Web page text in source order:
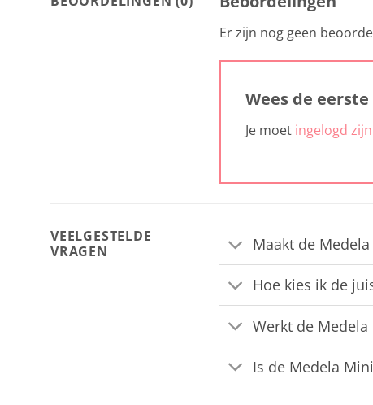
Er zijn nog geen
Wees de
Je moet ingelogd zijn
VEELGESTELDE
VRAGEN
Maakt de
Hoe kies ik de
Werkt de
Is de Medela